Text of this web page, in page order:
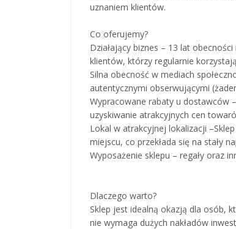
uznaniem klientów.
Co oferujemy?
Działający biznes – 13 lat
klientów, którzy regularnie
Silna obecność w mediach
autentycznymi obserwującymi
Wypracowane rabaty u dostawców
uzyskiwanie atrakcyjnych cen
Lokal w atrakcyjnej lokalizacji
miejscu, co przekłada się na stały
Wyposażenie sklepu – regały oraz
Dlaczego warto?
Sklep jest idealną okazją dla osób,
nie wymaga dużych nakładów